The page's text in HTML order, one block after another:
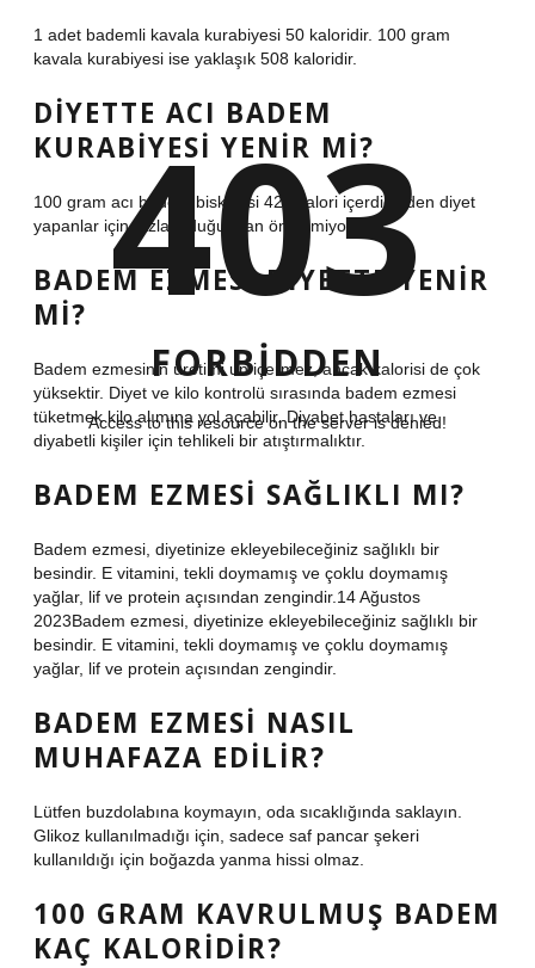
1 adet bademli kavala kurabiyesi 50 kaloridir. 100 gram
kavala kurabiyesi ise yaklaşık 508 kaloridir.
DIYETTE ACI BADEM
KURABIYESI YENIR MI?
100 gram acı badem bisküvisi 425 kalori içerdiğinden diyet
yapanlar için fazla olduğundan önerilmiyor.
BADEM EZMESI DIYETTE YENIR
MI?
Badem ezmesinin üretimi un içermez, ancak kalorisi de çok
yüksektir. Diyet ve kilo kontrolü sırasında badem ezmesi
tüketmek kilo alımına yol açabilir. Diyabet hastaları ve
diyabetli kişiler için tehlikeli bir atıştırmalıktır.
BADEM EZMESI SAĞLIKLI MI?
Badem ezmesi, diyetinize ekleyebileceğiniz sağlıklı bir
besindir. E vitamini, tekli doymamış ve çoklu doymamış
yağlar, lif ve protein açısından zengindir.14 Ağustos
2023Badem ezmesi, diyetinize ekleyebileceğiniz sağlıklı bir
besindir. E vitamini, tekli doymamış ve çoklu doymamış
yağlar, lif ve protein açısından zengindir.
BADEM EZMESI NASIL
MUHAFAZA EDILIR?
Lütfen buzdolabına koymayın, oda sıcaklığında saklayın.
Glikoz kullanılmadığı için, sadece saf pancar şekeri
kullanıldığı için boğazda yanma hissi olmaz.
100 GRAM KAVRULMUŞ BADEM
KAÇ KALORIDIR?
403
FORBIDDEN
Access to this resource on the server is denied!